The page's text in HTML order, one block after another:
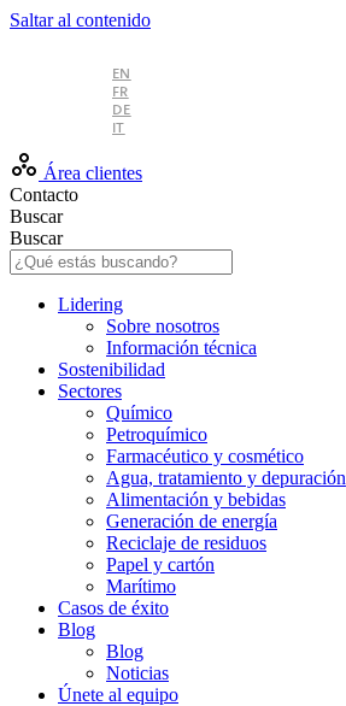
Saltar al contenido
EN
FR
DE
IT
Área clientes
Contacto
Buscar
Buscar
Lidering
Sobre nosotros
Información técnica
Sostenibilidad
Sectores
Químico
Petroquímico
Farmacéutico y cosmético
Agua, tratamiento y depuración
Alimentación y bebidas
Generación de energía
Reciclaje de residuos
Papel y cartón
Marítimo
Casos de éxito
Blog
Blog
Noticias
Únete al equipo